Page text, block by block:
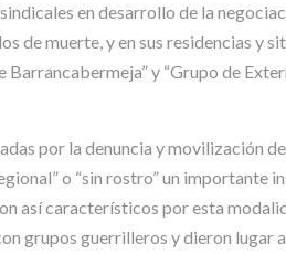
en desarrollo de la
de muerte, y en sus residencias y
y “Grupo de
por la denuncia y movilización de
o “sin rostro” un importante
así característicos por esta
grupos guerrilleros y dieron lugar